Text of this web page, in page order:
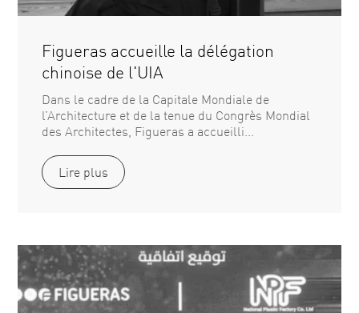
Figueras accueille la délégation
chinoise de l'UIA
Dans le cadre de la Capitale Mondiale de
l’Architecture et de la tenue du Congrès Mondial
des Architectes, Figueras a accueilli...
Lire plus